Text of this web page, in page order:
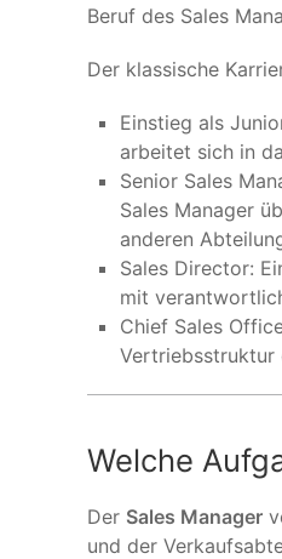
Beruf des Sales
Der klassische
Einstieg als
arbeitet sich in
Senior Sales
Sales Manager
anderen
Sales Director:
mit
Chief Sales
Vertriebsstruktur
Welche
Der Sales Manager
und der